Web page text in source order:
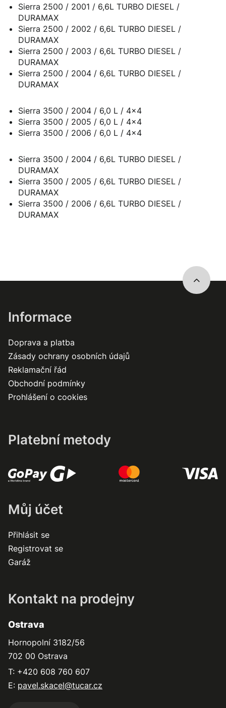
Sierra 2500 / 2001 / 6,6L TURBO DIESEL /
DURAMAX
Sierra 2500 / 2002 / 6,6L TURBO DIESEL /
DURAMAX
Sierra 2500 / 2003 / 6,6L TURBO DIESEL /
DURAMAX
Sierra 2500 / 2004 / 6,6L TURBO DIESEL /
DURAMAX
Sierra 3500 / 2004 / 6,0 L / 4x4
Sierra 3500 / 2005 / 6,0 L / 4x4
Sierra 3500 / 2006 / 6,0 L / 4x4
Sierra 3500 / 2004 / 6,6L TURBO DIESEL /
DURAMAX
Sierra 3500 / 2005 / 6,6L TURBO DIESEL /
DURAMAX
Sierra 3500 / 2006 / 6,6L TURBO DIESEL /
DURAMAX
Informace
Doprava a platba
Zásady ochrany osobních údajů
Reklamační řád
Obchodní podmínky
Prohlášení o cookies
Platební metody
Můj účet
Přihlásit se
Registrovat se
Garáž
Kontakt na prodejny
Ostrava
Hornopolní 3182/56
702 00 Ostrava
T: +420 608 760 607
E: pavel.skacel@tucar.cz